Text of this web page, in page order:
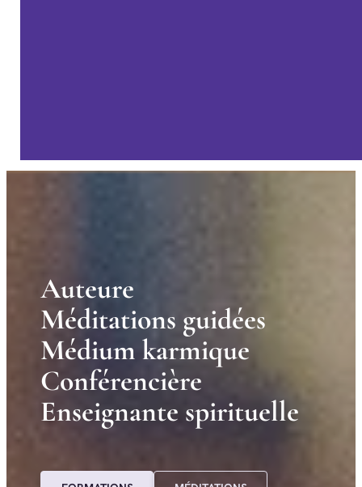
Auteure
Méditations guidées
Médium karmique
Conférencière
Enseignante spirituelle